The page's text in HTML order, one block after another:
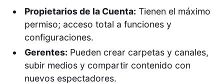
Propietarios de la Cuenta: Tienen el máximo
permiso; acceso total a funciones y
configuraciones.
Gerentes: Pueden crear carpetas y canales,
subir medios y compartir contenido con
nuevos espectadores.